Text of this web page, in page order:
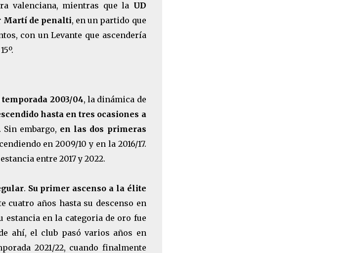
valenciana, mientras que la UD
Martí de penalti, en un partido que
con un Levante que ascendería
2003/04, la dinámica de
hasta en tres ocasiones a
Sin embargo, en las dos primeras
en 2009/10 y en la 2016/17.
entre 2017 y 2022.
. Su primer ascenso a la élite
cuatro años hasta su descenso en
estancia en la categoria de oro fue
ahí, el club pasó varios años en
2021/22, cuando finalmente